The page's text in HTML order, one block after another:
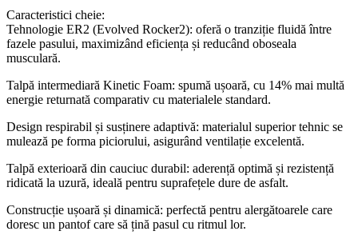
Caracteristici cheie:
Tehnologie ER2 (Evolved Rocker2): oferă o tranziție fluidă între
fazele pasului, maximizând eficiența și reducând oboseala
musculară.
Talpă intermediară Kinetic Foam: spumă ușoară, cu 14% mai multă
energie returnată comparativ cu materialele standard.
Design respirabil și susținere adaptivă: materialul superior tehnic se
mulează pe forma piciorului, asigurând ventilație excelentă.
Talpă exterioară din cauciuc durabil: aderență optimă și rezistență
ridicată la uzură, ideală pentru suprafețele dure de asfalt.
Construcție ușoară și dinamică: perfectă pentru alergătoarele care
doresc un pantof care să țină pasul cu ritmul lor.